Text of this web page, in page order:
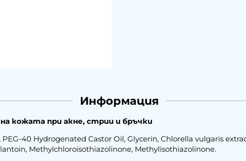
Информация
кожата при акне, стрии и бръчки
40 Hydrogenated Castor Oil, Glycerin, Chlorella vulgaris
Methylchloroisothiazolinone, Methylisothiazolinone.